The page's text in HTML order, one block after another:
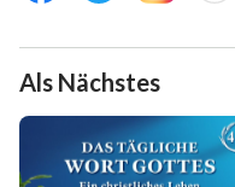
6. Vorschriften für den
7. Vorschriften für
Als Nächstes